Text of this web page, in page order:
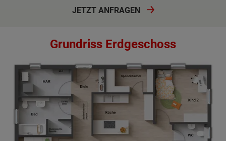
JETZT ANFRAGEN
Grundriss Erdgeschoss